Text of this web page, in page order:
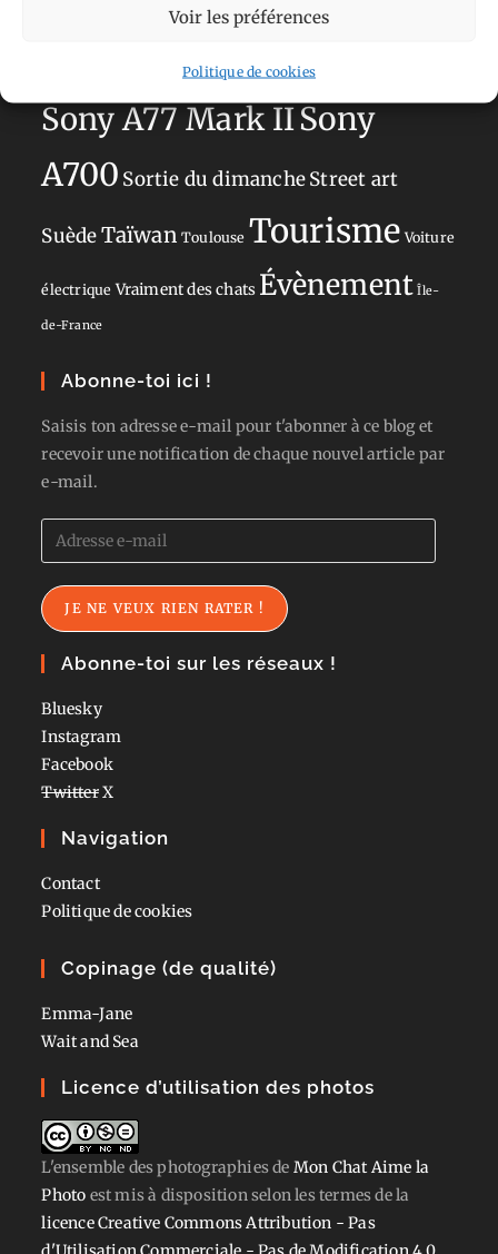
Voir les préférences
Politique de cookies
Paris Pays-Bas
Sans adresseSavoie
Sony A77 Mark IISony
A700 Sortie du dimancheStreet art
SuèdeTaïwan Toulouse Tourisme Voiture
électrique Vraiment des chats Évènement Île-
de-France
Abonne-toi ici !
Saisis ton adresse e-mail pour t'abonner à ce blog et
recevoir une notification de chaque nouvel article par
e-mail.
Adresse
e-
mail
JE NE VEUX RIEN RATER !
Abonne-toi sur les réseaux !
Bluesky
Instagram
Facebook
TwitterX
Navigation
Contact
Politique de cookies
Copinage (de qualité)
Emma-Jane
Wait and Sea
Licence d’utilisation des photos
L'ensemble des photographiesde Mon Chat Aime la
Photo est mis à disposition selon les termes de la
licence Creative Commons Attribution - Pas